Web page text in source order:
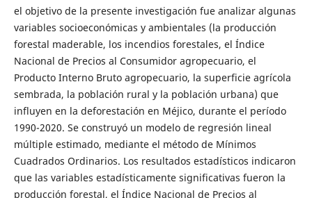
el objetivo de la presente investigación fue analizar algunas
variables socioeconómicas y ambientales (la producción
forestal maderable, los incendios forestales, el Índice
Nacional de Precios al Consumidor agropecuario, el
Producto Interno Bruto agropecuario, la superficie agrícola
sembrada, la población rural y la población urbana) que
influyen en la deforestación en Méjico, durante el período
1990-2020. Se construyó un modelo de regresión lineal
múltiple estimado, mediante el método de Mínimos
Cuadrados Ordinarios. Los resultados estadísticos indicaron
que las variables estadísticamente significativas fueron la
producción forestal, el Índice Nacional de Precios al